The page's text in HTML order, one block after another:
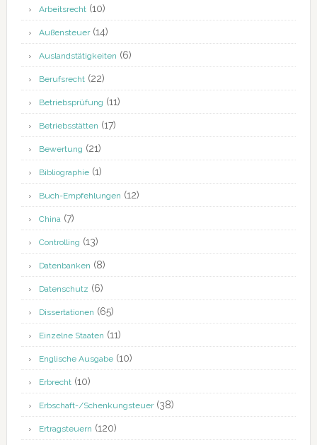
Arbeitsrecht(10)
Außensteuer(14)
Auslandstätigkeiten (6)
Berufsrecht(22)
Betriebsprüfung (11)
Betriebsstätten (17)
Bewertung (21)
Bibliographie(1)
Buch-Empfehlungen (12)
China(7)
Controlling (13)
Datenbanken (8)
Datenschutz (6)
Dissertationen (65)
Einzelne Staaten (11)
Englische Ausgabe(10)
Erbrecht(10)
Erbschaft-/Schenkungsteuer(38)
Ertragsteuern (120)